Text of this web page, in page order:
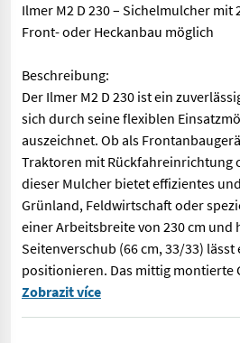
Ilmer M2 D 230 – Sichelmulcher mit
Front- oder Heckanbau möglich
Beschreibung:
Der Ilmer M2 D 230 ist ein
sich durch seine flexiblen
auszeichnet. Ob als
Traktoren mit Rückfahreinrichtung
dieser Mulcher bietet effizientes
Grünland, Feldwirtschaft oder
einer Arbeitsbreite von 230 cm und
Seitenverschub (66 cm, 33/33)
positionieren. Das mittig montierte
Ilmer M2 D 230 – Sichelmulcher
Zobrazit více